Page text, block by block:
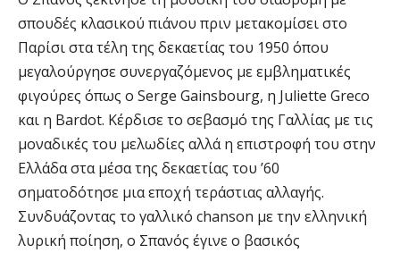
σπουδές κλασικού πιάνου πριν μετακομίσει στο
Παρίσι στα τέλη της δεκαετίας του 1950 όπου
μεγαλούργησε συνεργαζόμενος με εμβληματικές
φιγούρες όπως ο Serge Gainsbourg, η Juliette Greco
και η Bardot. Κέρδισε το σεβασμό της Γαλλίας με τις
μοναδικές του μελωδίες αλλά η επιστροφή του στην
Ελλάδα στα μέσα της δεκαετίας του ’60
σηματοδότησε μια εποχή τεράστιας αλλαγής.
Συνδυάζοντας το γαλλικό chanson με την ελληνική
λυρική ποίηση, ο Σπανός έγινε ο βασικός